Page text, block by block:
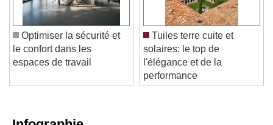
Optimiser la sécurité et
le confort dans les
Tuiles terre cuite et
solaires: le top de
l'élégance et de la
performance